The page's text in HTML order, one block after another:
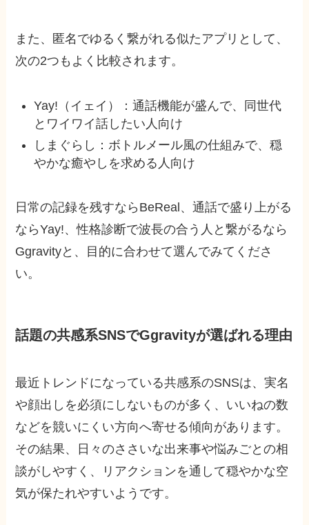
また、匿名でゆるく繋がれる似たアプリとして、
次の2つもよく比較されます。
Yay!（イェイ）：通話機能が盛んで、同世代
とワイワイ話したい人向け
しまぐらし：ボトルメール風の仕組みで、穏
やかな癒やしを求める人向け
日常の記録を残すならBeReal、通話で盛り上がる
ならYay!、性格診断で波長の合う人と繋がるなら
Ggravityと、目的に合わせて選んでみてくださ
い。
話題の共感系SNSでGgravityが選ばれる理由
最近トレンドになっている共感系のSNSは、実名
や顔出しを必須にしないものが多く、いいねの数
などを競いにくい方向へ寄せる傾向があります。
その結果、日々のささいな出来事や悩みごとの相
談がしやすく、リアクションを通して穏やかな空
気が保たれやすいようです。